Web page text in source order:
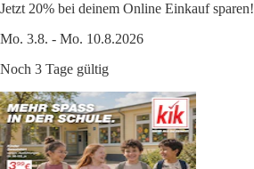
Jetzt 20% bei deinem Online Einkauf sparen!
Mo. 3.8. - Mo. 10.8.2026
Noch 3 Tage gültig